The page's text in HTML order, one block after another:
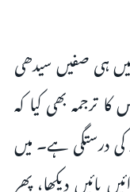
میں ہی صفیں سیدھی
ترجمہ بھی کیا کہ
درستگی ہے۔ میں
بائیں دیکھا، پھر